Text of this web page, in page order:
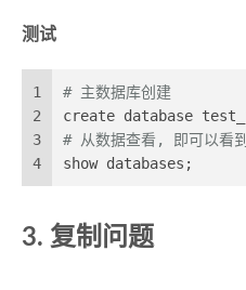
测试
1
2
3
4
# 主数据库创建
create database
# 从数据查看, 即可以看到
show databases;
3. 复制问题